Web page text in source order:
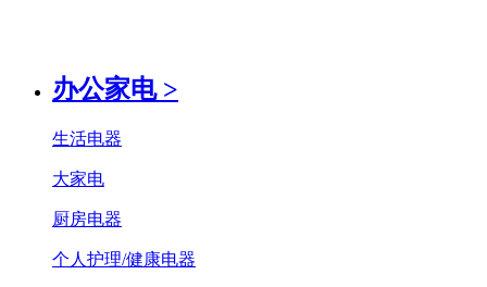
办公家电 >
生活电器
大家电
厨房电器
个人护理/健康电器